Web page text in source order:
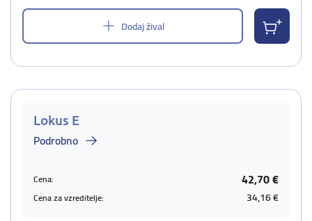
Dodaj žival
Lokus E
Podrobno
Cena: 42,70 €
Cena za vzreditelje: 34,16 €